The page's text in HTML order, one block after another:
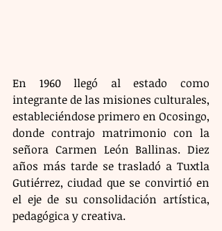
En 1960 llegó al estado como
integrante de las misiones culturales,
estableciéndose primero en Ocosingo,
donde contrajo matrimonio con la
señora Carmen León Ballinas. Diez
años más tarde se trasladó a Tuxtla
Gutiérrez, ciudad que se convirtió en
el eje de su consolidación artística,
pedagógica y creativa.